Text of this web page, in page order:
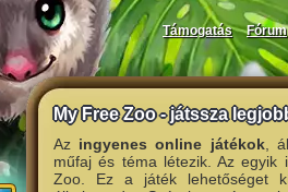
Támogatás Fórum
My Free Zoo - játssza
Az ingyenes online játékok,
műfaj és téma létezik. Az
Zoo. Ez a játék lehetőséget